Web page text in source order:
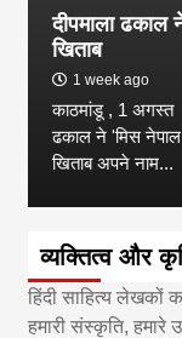
दीपमाला ढकाल
खिताब
1 week ago
काठमांडू , 1 अगस्त
ढकाल ने 'मिस
खिताब अपने नाम...
व्यक्तित्व और
हिंदी साहित्य लेखकों
हमारी संस्कृति,